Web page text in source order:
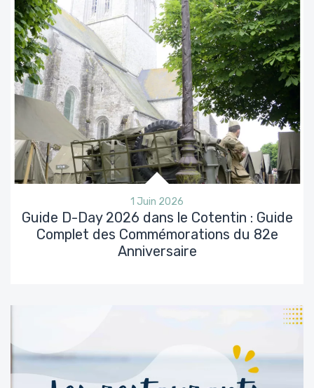
1 Juin 2026
Guide D-Day 2026 dans le Cotentin : Guide
Complet des Commémorations du 82e
Anniversaire